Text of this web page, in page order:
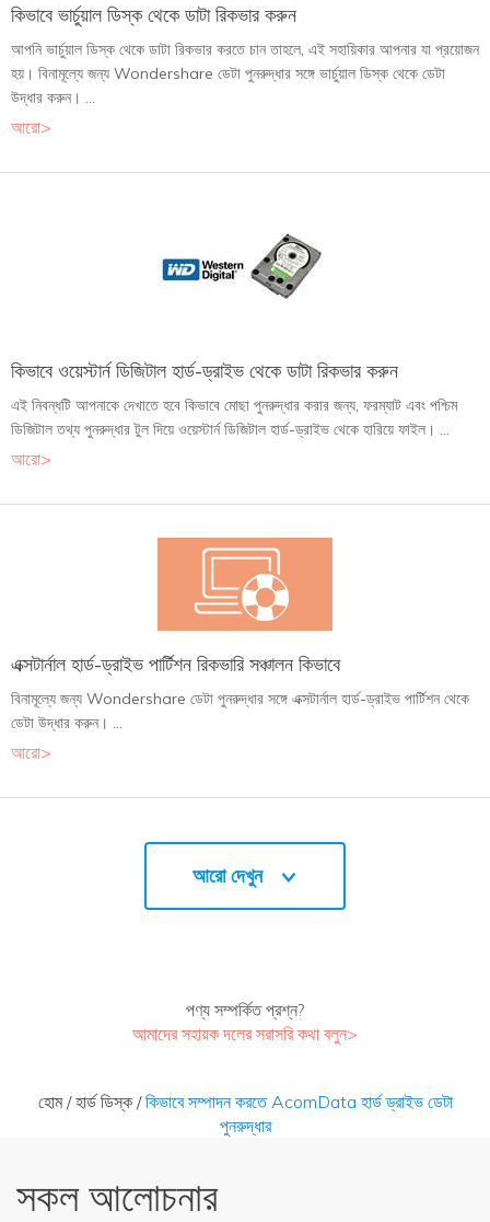
কিভাবে ভার্চুয়াল ডিস্ক থেকে ডাটা রিকভার করুন
আপনি ভার্চুয়াল ডিস্ক থেকে ডাটা রিকভার করতে চান তাহলে, এই সহায়িকার আপনার যা প্রয়োজন
হয়। বিনামূল্যে জন্য Wondershare ডেটা পুনরুদ্ধার সঙ্গে ভার্চুয়াল ডিস্ক থেকে ডেটা
উদ্ধার করুন। ...
আরো>
কিভাবে ওয়েস্টার্ন ডিজিটাল হার্ড-ড্রাইভ থেকে ডাটা রিকভার করুন
এই নিবন্ধটি আপনাকে দেখাতে হবে কিভাবে মোছা পুনরুদ্ধার করার জন্য, ফরম্যাট এবং পশ্চিম
ডিজিটাল তথ্য পুনরুদ্ধার টুল দিয়ে ওয়েস্টার্ন ডিজিটাল হার্ড-ড্রাইভ থেকে হারিয়ে ফাইল। ...
আরো>
এক্সটার্নাল হার্ড-ড্রাইভ পার্টিশন রিকভারি সঞ্চালন কিভাবে
বিনামূল্যে জন্য Wondershare ডেটা পুনরুদ্ধার সঙ্গে এক্সটার্নাল হার্ড-ড্রাইভ পার্টিশন থেকে
ডেটা উদ্ধার করুন। ...
আরো>
আরো দেখুন
পণ্য সম্পর্কিত প্রশ্ন?
আমাদের সহায়ক দলের সরাসরি কথা বলুন>
হোম/হার্ড ডিস্ক/কিভাবে সম্পাদন করতে AcomData হার্ড ড্রাইভ ডেটা
পুনরুদ্ধার
সকল আলোচনার